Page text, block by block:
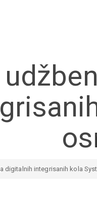
digitalnih integrisanih kola